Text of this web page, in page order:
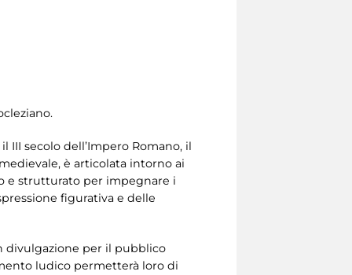
secolo dell’Impero Romano, il
è articolata intorno ai
e strutturato per impegnare i
figurativa e delle
divulgazione per il pubblico
ludico permetterà loro di